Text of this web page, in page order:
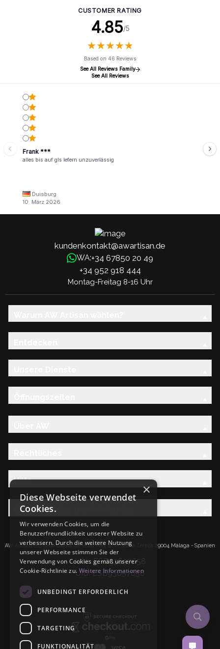
CUSTOMER RATING
4.85/5
★★★★★
★★★★★
Based on 46 Reviews
See All Reviews Family
See All Reviews
Frank ***
alles bis auf gls lefern unzuverlässig
Duisburg
10. März 2026
kundenkontakt@awartisan.de
WA:+34 67850 20 49
+34 952 918 444
Montag-Freitag 8-16 Uhr
Hilfe
Entdecken Sie die AW-Familie
AW Artisan S.L.Calle Caleta de Velez n39, 41 PI Santa Tereza 29004 Málaga - Spanien
IdNr: ESB93657658
UID: ESB93657658
×
Diese Webseite verwendet
Cookies.
Wir verwenden Cookies, um die
Benutzerfreundlichkeit unserer Website zu
verbessern. Durch die weitere Nutzung
unserer Webseite stimmen Sie der
Verwendung von Cookies gemäß unserer
Cookie-Richtlinie zu. Weitere Informationen
UNBEDINGT ERFORDERLICH
PERFORMANCE
TARGETING
FUNKTIONALITÄT